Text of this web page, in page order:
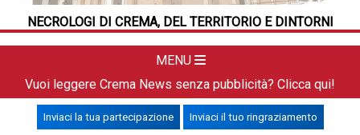
NECROLOGI DI CREMA, DEL TERRITORIO E DINTORNI
MENU
DAL TERRITORIO
APPUNTAMENTI
Vuoi leggere Crema News senza pubblicità? Clicca qui!
Inviaci la tua partecipazione Inviaci il tuo ringraziamento